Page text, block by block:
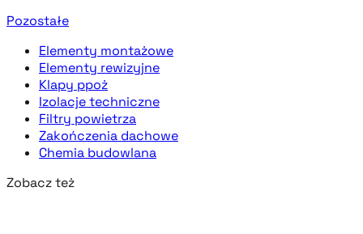
Pozostałe
Elementy montażowe
Elementy rewizyjne
Klapy ppoż
Izolacje techniczne
Filtry powietrza
Zakończenia dachowe
Chemia budowlana
Zobacz też